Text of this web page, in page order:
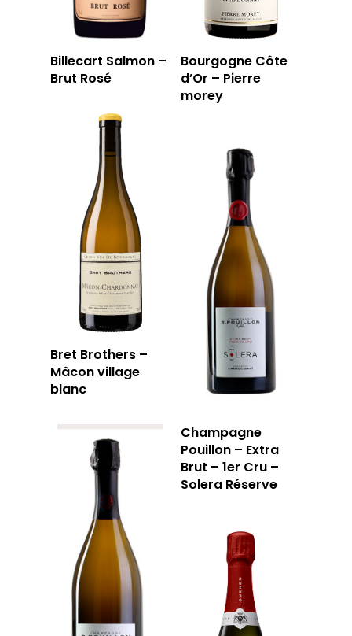
Billecart Salmon –
Brut Rosé
Bourgogne Côte
d’Or – Pierre
morey
Bret Brothers –
Mâcon village
blanc
Champagne
Pouillon – Extra
Brut – 1er Cru –
Solera Réserve